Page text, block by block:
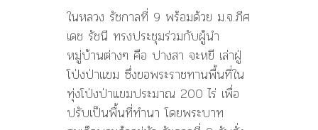
ในหลวง รัชกาลที่ 9 พร้อมด้วย ม.จ.ภีศ
เดช รัชนี ทรงประชุมร่วมกับผู้นำ
หมู่บ้านต่างๆ คือ ปางสา จะหยี เล่าฝู่
โป่งป่าแขม ซึ่งขอพระราชทานพื้นที่ใน
ทุ่งโป่งป่าแขมประมาณ 200 ไร่ เพื่อ
ปรับเป็นพื้นที่ทำนา โดยพระบาท